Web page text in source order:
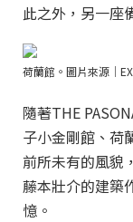
此之外，另一座
荷蘭館。圖片來源｜
隨著THE
子小金剛館、荷
前所未有的風貌
藤本壯介的建築
憶。